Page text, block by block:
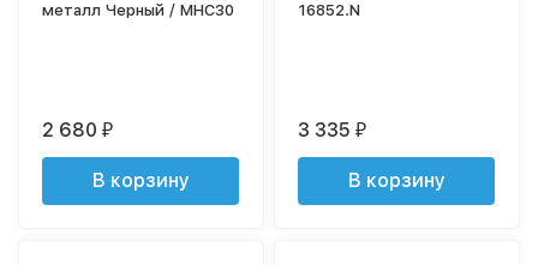
металл Черный / MHC30
2 680₽
В корзину
16852.N
3 335₽
В корзину